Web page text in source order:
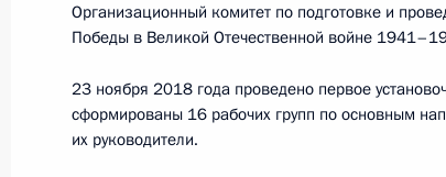
Вручение государственных
27 ноября 2018 года, 14:30 Москва,
Организационный комитет по подготовке и
Победы в Великой Отечественной войне
23 ноября 2018 года проведено первое
сформированы 16 рабочих групп по основным
их руководители.